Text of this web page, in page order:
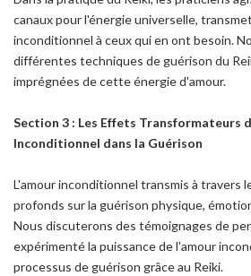
canaux pour l'énergie universelle,
inconditionnel à ceux qui en ont besoin.
différentes techniques de guérison du
imprégnées de cette énergie d'amour.
Section 3 : Les Effets Transformateurs
Inconditionnel dans la Guérison
L'amour inconditionnel transmis à travers
profonds sur la guérison physique,
Nous discuterons des témoignages de
expérimenté la puissance de l'amour
processus de guérison grâce au Reiki.